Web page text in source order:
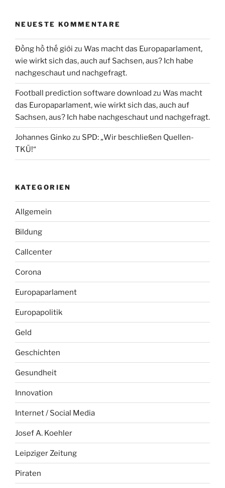
NEUESTE KOMMENTARE
Đồng hồ thế giới zu Was macht das Europaparlament,
wie wirkt sich das, auch auf Sachsen, aus? Ich habe
nachgeschaut und nachgefragt.
Football prediction software download zu Was macht
das Europaparlament, wie wirkt sich das, auch auf
Sachsen, aus? Ich habe nachgeschaut und nachgefragt.
Johannes Ginkozu SPD: „Wir beschließen Quellen-
TKÜ!“
KATEGORIEN
Allgemein
Bildung
Callcenter
Corona
Europaparlament
Europapolitik
Geld
Geschichten
Gesundheit
Innovation
Internet / Social Media
Josef A. Koehler
Leipziger Zeitung
Piraten